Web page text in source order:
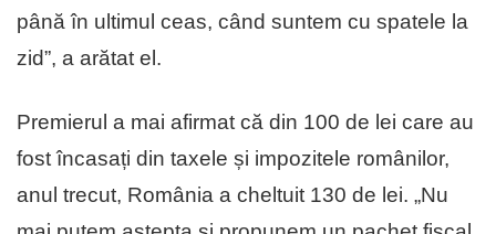
până în ultimul ceas, când suntem cu spatele la
zid”, a arătat el.
Premierul a mai afirmat că din 100 de lei care au
fost încasați din taxele și impozitele românilor,
anul trecut, România a cheltuit 130 de lei. „Nu